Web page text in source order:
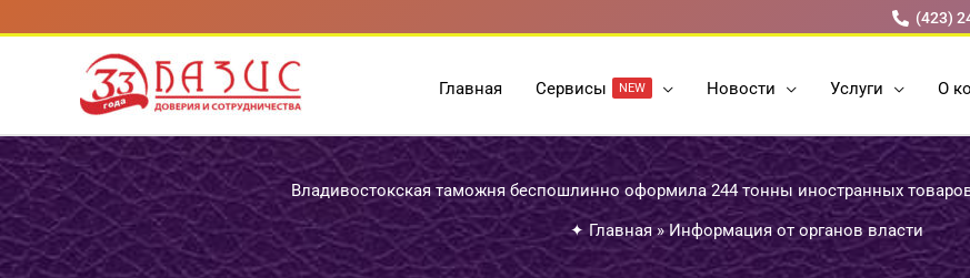
к
содержимому
(423)
Главная Cервисы NEW Новости Услуги О
Владивостокская таможня беспошлинно оформила 244 тонны иностранных
✦ Главная»Информация от органов власти